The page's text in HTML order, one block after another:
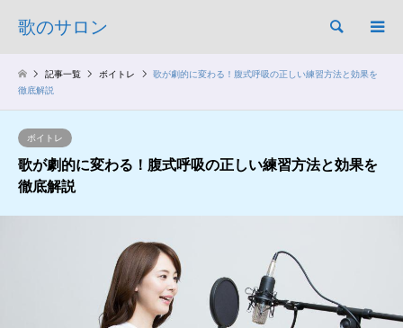
歌のサロン 検索
記事一覧 ボイトレ
歌が劇的に変わる！腹式呼吸の正しい練習方法と効果を
徹底解説
ボイトレ
歌が劇的に変わる！腹式呼吸の正しい練習方法と効果を
徹底解説